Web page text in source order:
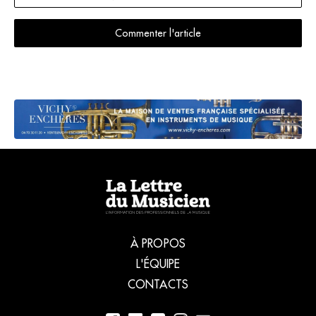
Commenter l'article
À PROPOS
L'ÉQUIPE
CONTACTS